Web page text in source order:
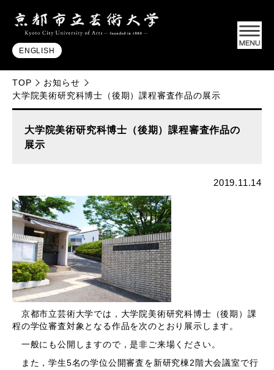
ENGLISH
TOP
お知らせ
大学院美術研究科博士（後期）課程審査作品の展示
大学院美術研究科博士（後期）課程審査作品の
展示
2019.11.14
京都市立芸術大学では，大学院美術研究科博士（後期）課
程の学位審査対象となる作品を次のとおり展示します。
一般にも公開しますので，是非ご来場ください。
また，学生5名の学位公開審査を新研究棟2階大会議室で行